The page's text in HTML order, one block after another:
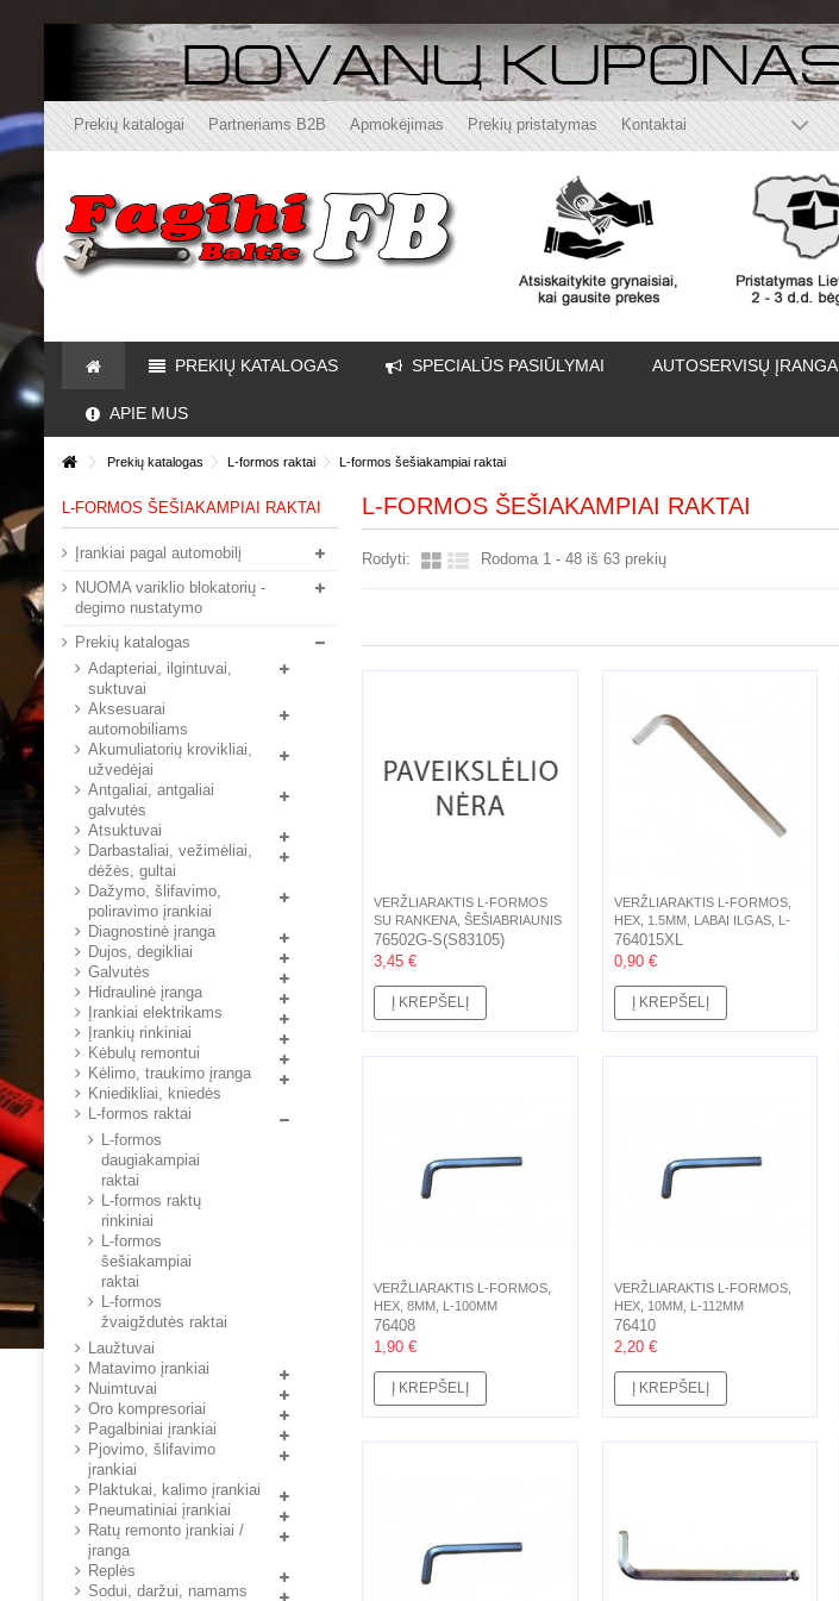
Prekių katalogai Partneriams B2B Apmokėjimas Prekių pristatymas Kontaktai
PREKIŲ KATALOGAS SPECIALŪS PASIŪLYMAI AUTOSERVISŲ ĮRANGA
APIE MUS
Prekių katalogas L-formos raktai L-formos šešiakampiai raktai
L-FORMOS ŠEŠIAKAMPIAI RAKTAI
Įrankiai pagal automobilį
NUOMA variklio blokatorių -
degimo nustatymo
Prekių katalogas
Adapteriai, ilgintuvai,
suktuvai
Aksesuarai
automobiliams
Akumuliatorių krovikliai,
užvedėjai
Antgaliai, antgaliai
galvutės
Atsuktuvai
Darbastaliai, vežimėliai,
dėžės, gultai
Dažymo, šlifavimo,
poliravimo įrankiai
Diagnostinė įranga
Dujos, degikliai
Galvutės
Hidraulinė įranga
Įrankiai elektrikams
Įrankių rinkiniai
Kėbulų remontui
Kėlimo, traukimo įranga
Kniedikliai, kniedės
L-formos raktai
L-formos
daugiakampiai
raktai
L-formos raktų
rinkiniai
L-formos
šešiakampiai
raktai
L-formos
žvaigždutės raktai
Laužtuvai
Matavimo įrankiai
Nuimtuvai
Oro kompresoriai
Pagalbiniai įrankiai
Pjovimo, šlifavimo
įrankiai
Plaktukai, kalimo įrankiai
Pneumatiniai įrankiai
Ratų remonto įrankiai /
įranga
Replės
Sodui, daržui, namams
L-FORMOS ŠEŠIAKAMPIAI RAKTAI
Rodyti: Rodoma 1 - 48 iš 63 prekių
VERŽLIARAKTIS L-FORMOS
SU RANKENA, ŠEŠIABRIAUNIS
(HEX),...
76502G-S(S83105)
3,45 €
Į KREPŠELĮ
VERŽLIARAKTIS L-FORMOS,
HEX, 1.5MM, LABAI ILGAS, L-
90MM
764015XL
0,90 €
Į KREPŠELĮ
VERŽLIARAKTIS L-FORMOS,
HEX, 8MM, L-100MM
76408
1,90 €
Į KREPŠELĮ
VERŽLIARAKTIS L-FORMOS,
HEX, 10MM, L-112MM
76410
2,20 €
Į KREPŠELĮ